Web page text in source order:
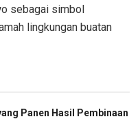
sebagai simbol
lingkungan buatan
Panen Hasil Pembinaan